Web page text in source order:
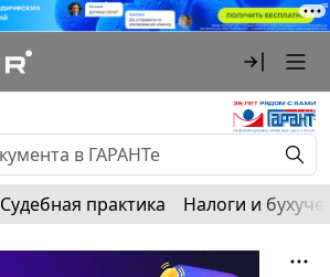
Судебная практика Налоги и